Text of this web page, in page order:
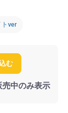
トver
む
売中のみ表示